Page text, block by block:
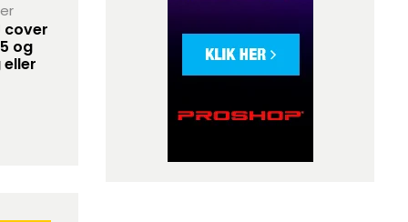
cover
og
eller